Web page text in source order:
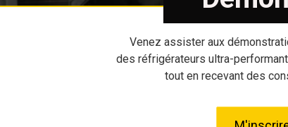
Venez assister aux
des réfrigérateurs ultra-
tout en recevant des